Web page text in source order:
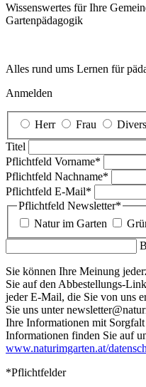
Wissenswertes für Ihre
Garten­pädagogik
Alles rund ums Lernen für
Anmelden
Herr Frau
Divers
Titel
Pflichtfeld Vorname*
Pflichtfeld Nachname*
Pflichtfeld E-Mail*
Pflichtfeld Newsletter*
Natur im Garten
Sie können Ihre Meinung
Sie auf den Abbestellungs-
jeder E-Mail, die Sie von uns
Sie uns unter
Ihre Informationen mit
Informationen finden Sie auf
www.naturimgarten.at/
*Pflichtfelder